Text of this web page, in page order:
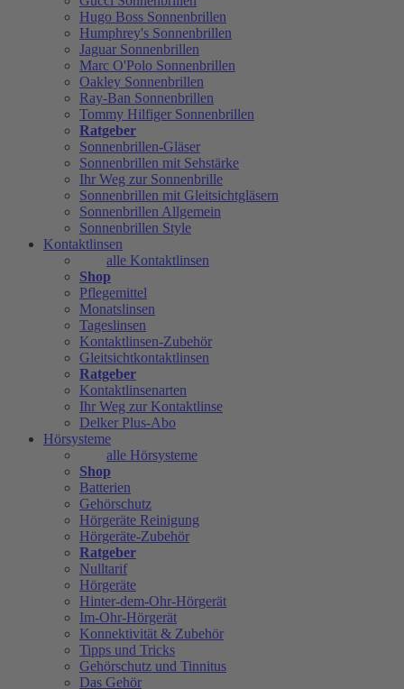
Hugo Boss Sonnenbrillen
Humphrey's Sonnenbrillen
Jaguar Sonnenbrillen
Marc O'Polo Sonnenbrillen
Oakley Sonnenbrillen
Ray-Ban Sonnenbrillen
Tommy Hilfiger Sonnenbrillen
Ratgeber
Sonnenbrillen-Gläser
Sonnenbrillen mit Sehstärke
Ihr Weg zur Sonnenbrille
Sonnenbrillen mit Gleitsichtgläsern
Sonnenbrillen Allgemein
Sonnenbrillen Style
Kontaktlinsen
alle Kontaktlinsen
Shop
Pflegemittel
Monatslinsen
Tageslinsen
Kontaktlinsen-Zubehör
Gleitsichtkontaktlinsen
Ratgeber
Kontaktlinsenarten
Ihr Weg zur Kontaktlinse
Delker Plus-Abo
Hörsysteme
alle Hörsysteme
Shop
Batterien
Gehörschutz
Hörgeräte Reinigung
Hörgeräte-Zubehör
Ratgeber
Nulltarif
Hörgeräte
Hinter-dem-Ohr-Hörgerät
Im-Ohr-Hörgerät
Konnektivität & Zubehör
Tipps und Tricks
Gehörschutz und Tinnitus
Das Gehör